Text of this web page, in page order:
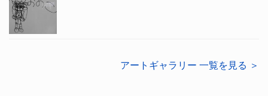
アートギャラリー 一覧を見る ＞